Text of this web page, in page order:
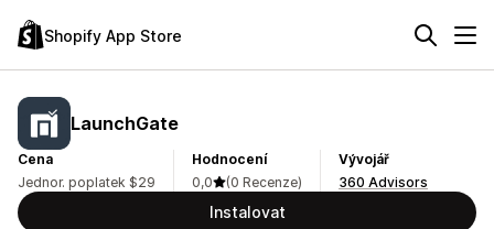
Shopify App Store
LaunchGate
Cena
Jednor. poplatek $29
Hodnocení
0,0
(0 Recenze)
Vývojář
360 Advisors
Instalovat